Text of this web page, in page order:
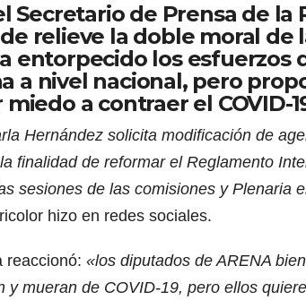
Secretario de Prensa de la
relieve la doble moral de
entorpecido los esfuerzos
a nivel nacional, pero
a contraer el COVID-
Hernández solicita modificación de
finalidad de reformar el Reglamento
sesiones de las comisiones y Plenaria
hizo en redes sociales.
reaccionó: «los diputados de ARENA
y mueran de COVID-19, pero ellos